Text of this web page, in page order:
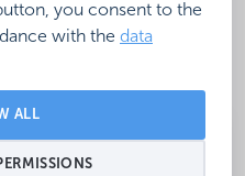
you consent to the
with the data
ALL